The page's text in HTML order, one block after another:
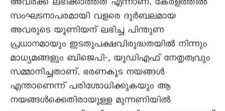
അവർക്ക് ലഭിക്കാത്തത് എന്നാണ്. കേരളത്തിൽ
സംഘടനാപരമായി വളരെ ദുർബലമായ
അവരുടെ യൂണിയന് ലഭിച്ച പിന്തുണ
പ്രധാനമായും ഇടതുപക്ഷവിരുദ്ധതയിൽ നിന്നും
മാധ്യമങ്ങളും ബിജെപി-, യുഡിഎഫ് നേതൃത്വവും
സമ്മാനിച്ചതാണ്. ഭരണകൂട നയങ്ങൾ
എന്താണെന്ന് പരിശോധിക്കുകയും ആ
നയങ്ങൾക്കെതിരായുള്ള മുന്നണിയിൽ